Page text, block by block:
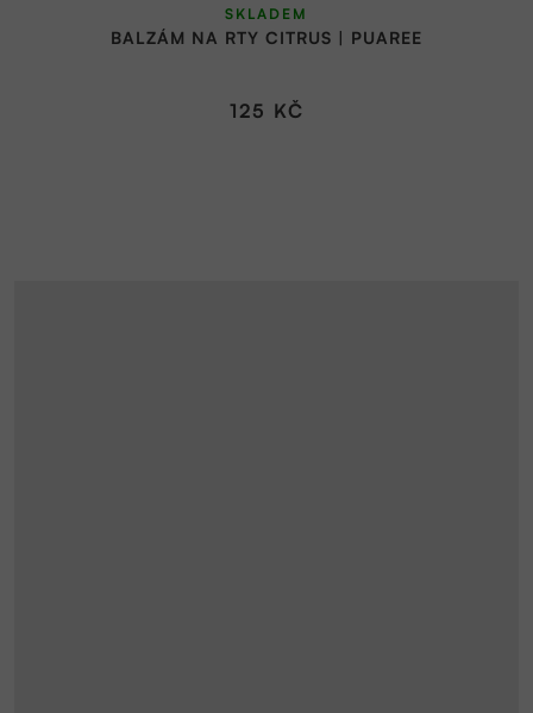
BALZÁM NA RTY CITRUS | PUAREE
SKLADEM
125 KČ